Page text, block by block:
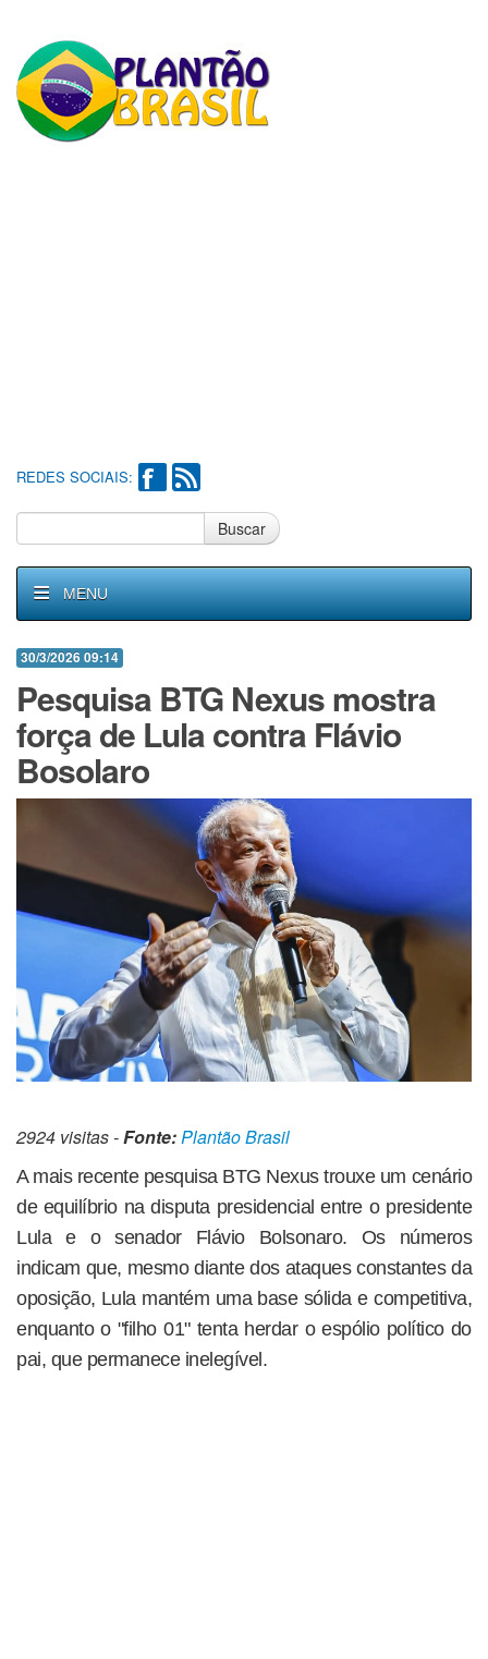
REDES SOCIAIS:
Buscar
MENU
30/3/2026 09:14
Pesquisa BTG Nexus mostra
força de Lula contra Flávio
Bosolaro
2924 visitas -Fonte:Plantão Brasil
A mais recente pesquisa BTG Nexus trouxe um cenário
de equilíbrio na disputa presidencial entre o presidente
Lula e o senador Flávio Bolsonaro. Os números
indicam que, mesmo diante dos ataques constantes da
oposição, Lula mantém uma base sólida e competitiva,
enquanto o "filho 01" tenta herdar o espólio político do
pai, que permanece inelegível.